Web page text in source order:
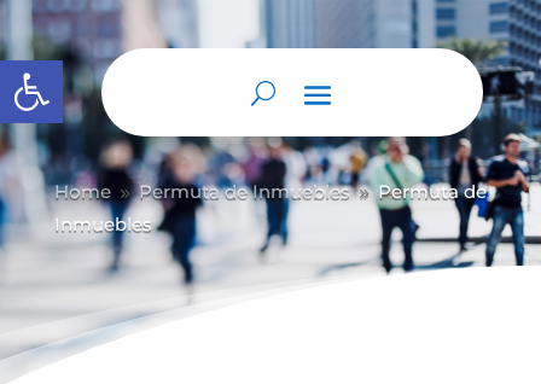
Abrir barra de herramientas
Home 9 Permuta de Inmuebles 9 Permuta de
Inmuebles